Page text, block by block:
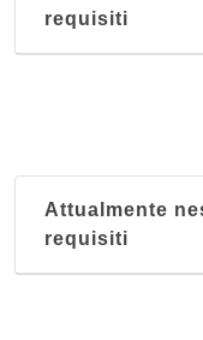
requisiti
Attualmente
requisiti